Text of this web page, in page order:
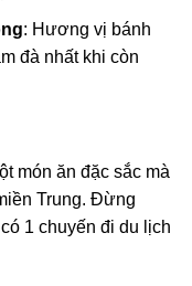
: Hương vị bánh
đà nhất khi còn
món ăn đặc sắc mà
Trung. Đừng
1 chuyến đi du lịch